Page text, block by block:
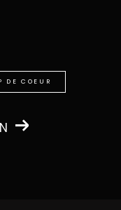
DE COEUR